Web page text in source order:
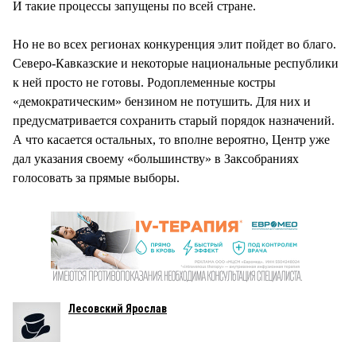
И такие процессы запущены по всей стране.
Но не во всех регионах конкуренция элит пойдет во благо.
Северо-Кавказские и некоторые национальные республики
к ней просто не готовы. Родоплеменные костры
«демократическим» бензином не потушить. Для них и
предусматривается сохранить старый порядок назначений.
А что касается остальных, то вполне вероятно, Центр уже
дал указания своему «большинству» в Заксобраниях
голосовать за прямые выборы.
Лесовский Ярослав